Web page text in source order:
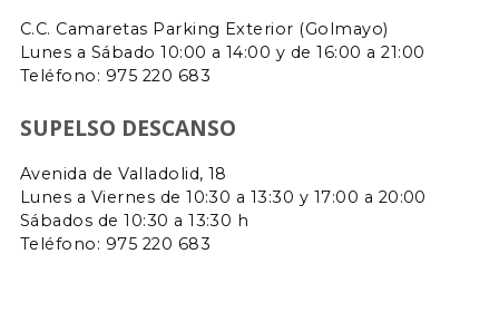
C.C. Camaretas Parking Exterior (Golmayo)
Lunes a Sábado 10:00 a 14:00 y de 16:00 a 21:00
Teléfono: 975 220 683
SUPELSO DESCANSO
Avenida de Valladolid, 18
Lunes a Viernes de 10:30 a 13:30 y 17:00 a 20:00
Sábados de 10:30 a 13:30 h
Teléfono: 975 220 683